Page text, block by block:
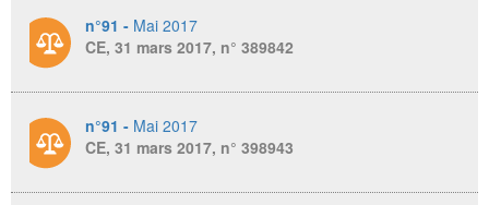
n°91 - Mai 2017
CE, 31 mars 2017, n° 389842
n°91 - Mai 2017
CE, 31 mars 2017, n° 398943